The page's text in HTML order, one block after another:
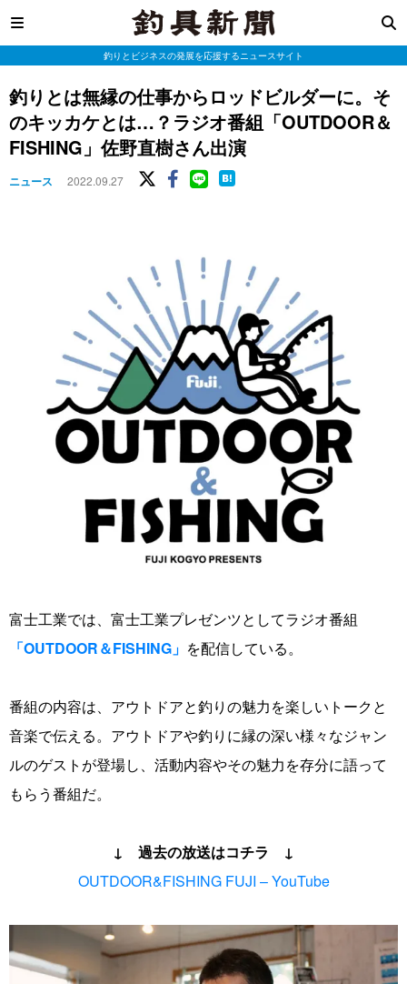
釣りとビジネスの発展を応援するニュースサイト
釣りとは無縁の仕事からロッドビルダーに。そ
のキッカケとは…？ラジオ番組「OUTDOOR＆
FISHING」佐野直樹さん出演
ニュース 2022.09.27
富士工業では、富士工業プレゼンツとしてラジオ番組
「OUTDOOR＆FISHING」 を配信している。
番組の内容は、アウトドアと釣りの魅力を楽しいトークと
音楽で伝える。アウトドアや釣りに縁の深い様々なジャン
ルのゲストが登場し、活動内容やその魅力を存分に語って
もらう番組だ。
↓ 過去の放送はコチラ ↓
OUTDOOR&FISHING FUJI – YouTube